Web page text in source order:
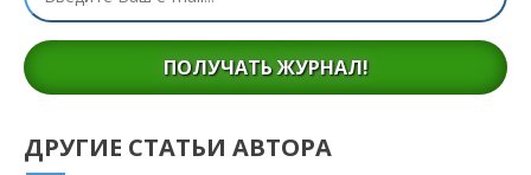
ПОЛУЧАТЬ ЖУРНАЛ!
ДРУГИЕ СТАТЬИ АВТОРА